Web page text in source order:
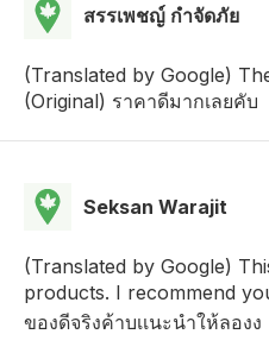
สรรเพชญ์ กําจัดภัย
(Translated by Google)
(Original) ราคาดีมากเลยคับ
Seksan Warajit
(Translated by Google)
products. I recommend
ของดีจริงค้าบเเนะนำให้ลองง